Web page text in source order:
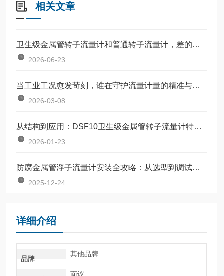
相关文章
卫生级金属管转子流量计和普通转子流量计，差的不只是材质
2026-06-23
当工业工况愈发苛刻，谁在守护流量计量的精准与稳定？
2026-03-08
从结构到应用：DSF10卫生级金属管转子流量计特点全解析
2026-01-23
防腐金属管浮子流量计安装全攻略：从选型到调试的完整指南
2025-12-24
详细介绍
品牌
其他品牌
面议